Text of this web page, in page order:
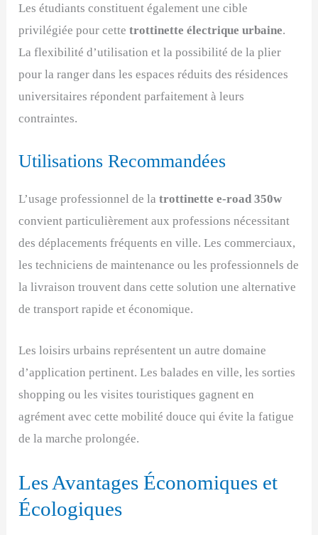
Les étudiants constituent également une cible
privilégiée pour cette trottinette électrique urbaine.
La flexibilité d’utilisation et la possibilité de la plier
pour la ranger dans les espaces réduits des résidences
universitaires répondent parfaitement à leurs
contraintes.
Utilisations Recommandées
L’usage professionnel de latrottinette e-road 350w
convient particulièrement aux professions nécessitant
des déplacements fréquents en ville. Les commerciaux,
les techniciens de maintenance ou les professionnels de
la livraison trouvent dans cette solution une alternative
de transport rapide et économique.
Les loisirs urbains représentent un autre domaine
d’application pertinent. Les balades en ville, les sorties
shopping ou les visites touristiques gagnent en
agrément avec cette mobilité douce qui évite la fatigue
de la marche prolongée.
Les Avantages Économiques et
Écologiques